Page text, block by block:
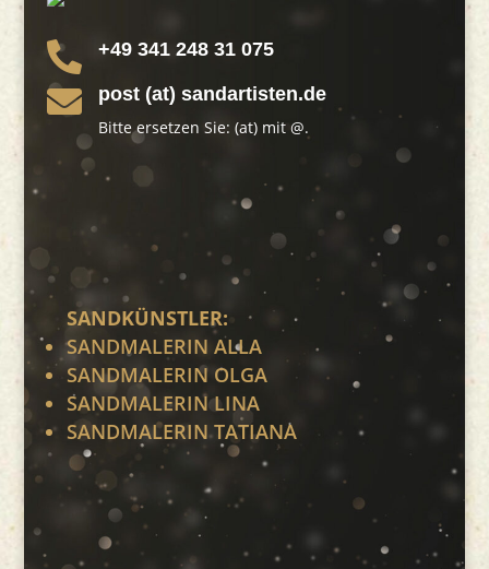
 +49 341 248 31 075
 post (at) sandartisten.de
Bitte ersetzen Sie: (at) mit @.
SANDKÜNSTLER:
SANDMALERIN ALLA
SANDMALERIN OLGA
SANDMALERIN LINA
SANDMALERIN TATIANA